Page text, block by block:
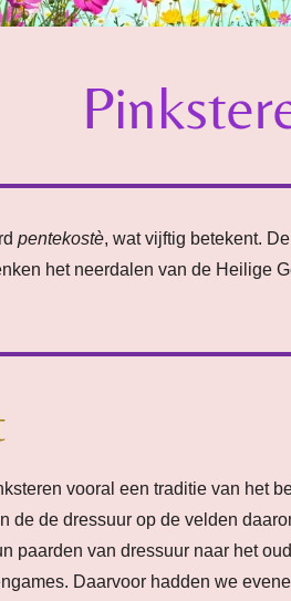
pentekostè, wat vijftig betekent.
het neerdalen van de Heilige
vooral een traditie van het
de de dressuur op de velden
paarden van dressuur naar het
Daarvoor hadden we